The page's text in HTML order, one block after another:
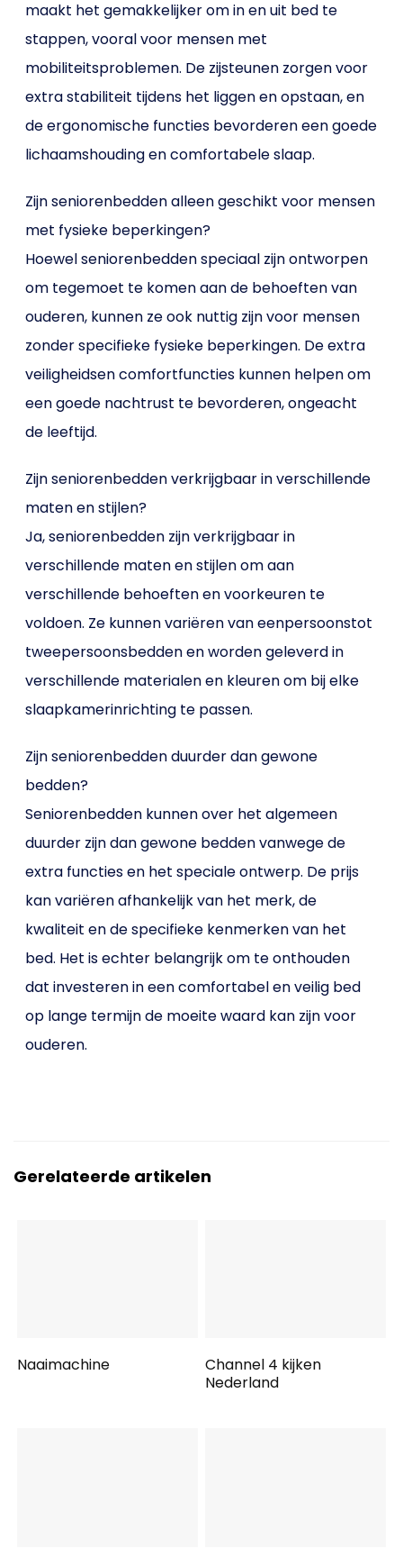
maakt het gemakkelijker om in en uit bed te
stappen, vooral voor mensen met
mobiliteitsproblemen. De zijsteunen zorgen voor
extra stabiliteit tijdens het liggen en opstaan, en
de ergonomische functies bevorderen een goede
lichaamshouding en comfortabele slaap.
Zijn seniorenbedden alleen geschikt voor mensen
met fysieke beperkingen?
Hoewel seniorenbedden speciaal zijn ontworpen
om tegemoet te komen aan de behoeften van
ouderen, kunnen ze ook nuttig zijn voor mensen
zonder specifieke fysieke beperkingen. De extra
veiligheidsen comfortfuncties kunnen helpen om
een goede nachtrust te bevorderen, ongeacht
de leeftijd.
Zijn seniorenbedden verkrijgbaar in verschillende
maten en stijlen?
Ja, seniorenbedden zijn verkrijgbaar in
verschillende maten en stijlen om aan
verschillende behoeften en voorkeuren te
voldoen. Ze kunnen variëren van eenpersoonstot
tweepersoonsbedden en worden geleverd in
verschillende materialen en kleuren om bij elke
slaapkamerinrichting te passen.
Zijn seniorenbedden duurder dan gewone
bedden?
Seniorenbedden kunnen over het algemeen
duurder zijn dan gewone bedden vanwege de
extra functies en het speciale ontwerp. De prijs
kan variëren afhankelijk van het merk, de
kwaliteit en de specifieke kenmerken van het
bed. Het is echter belangrijk om te onthouden
dat investeren in een comfortabel en veilig bed
op lange termijn de moeite waard kan zijn voor
ouderen.
Gerelateerde artikelen
Naaimachine
Channel 4 kijken
Nederland